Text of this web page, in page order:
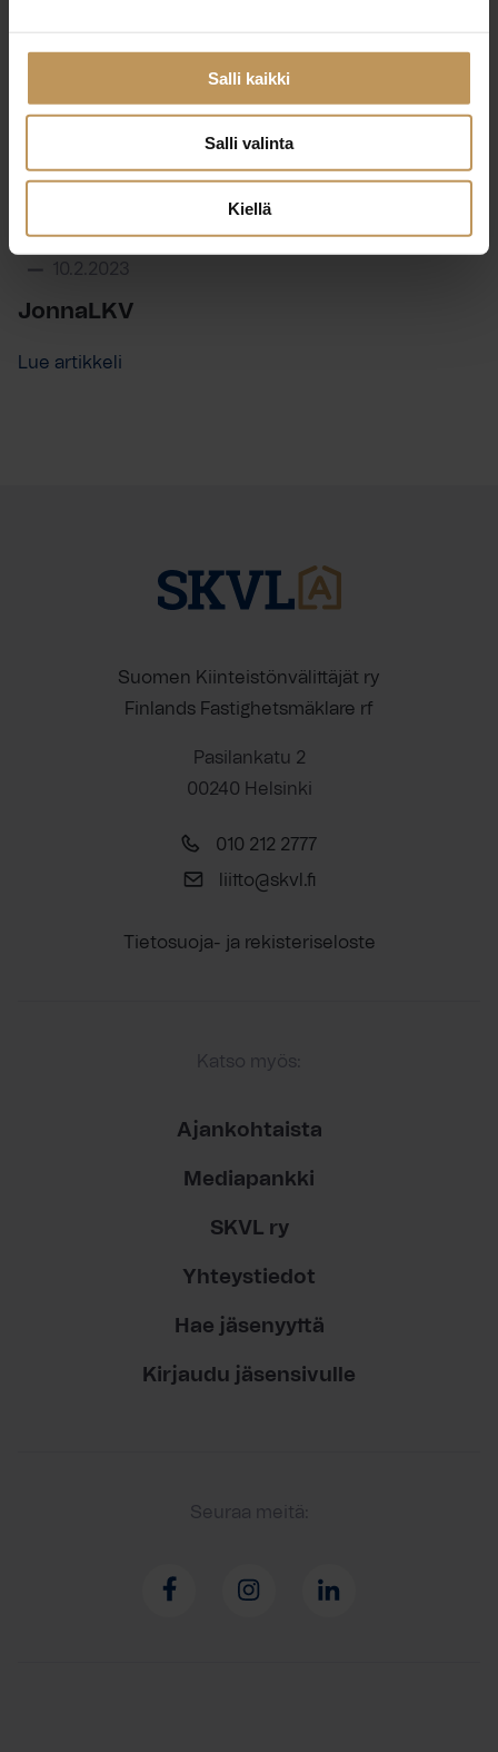
Salli kaikki
Salli valinta
Kiellä
10.2.2023
JonnaLKV
Lue artikkeli
Suomen Kiinteistönvälittäjät ry
Finlands Fastighetsmäklare rf
Pasilankatu 2
00240 Helsinki
010 212 2777
liitto@skvl.fi
Tietosuoja- ja rekisteriseloste
Katso myös:
Ajankohtaista
Mediapankki
SKVL ry
Yhteystiedot
Hae jäsenyyttä
Kirjaudu jäsensivulle
Seuraa meitä: